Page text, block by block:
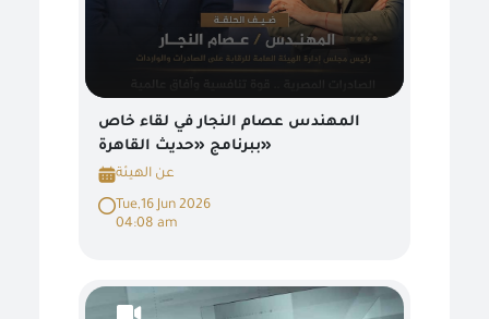
المهندس عصام النجار في لقاء خاص
ببرنامج «حديث القاهرة»
عن الهيئة
Tue,16 Jun 2026
04:08 am